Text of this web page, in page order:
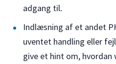
adgang til.
Indlæsning af et andet
uventet handling eller
give et hint om,